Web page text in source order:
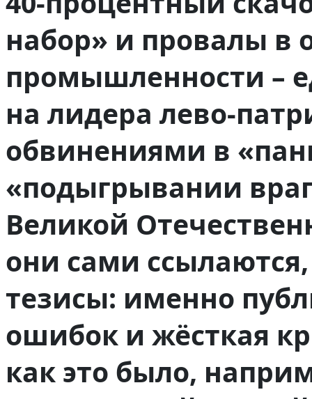
набор» и провалы в
промышленности –
на лидера лево-
обвинениями в
«подыгрывании
Великой
они сами
тезисы: именно
ошибок и жёсткая
как это было,